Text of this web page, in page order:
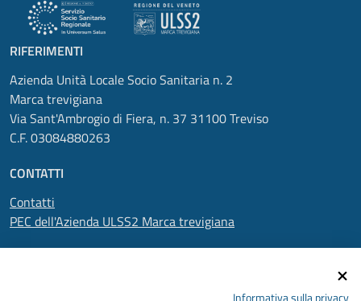
RIFERIMENTI
Azienda Unità Locale Socio Sanitaria n. 2
Marca trevigiana
Via Sant'Ambrogio di Fiera, n. 37 31100 Treviso
C.F. 03084880263
CONTATTI
Contatti
PEC dell'Azienda ULSS2 Marca trevigiana
Informativa sulla privacy